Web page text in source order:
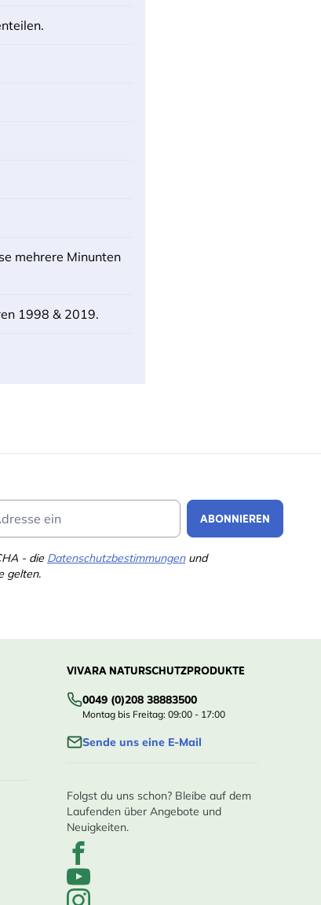
mehrere Minunten
1998 & 2019.
ABONNIEREN
- die Datenschutzbestimmungenund
gelten.
VIVARA NATURSCHUTZPRODUKTE
0049 (0)208 38883500
Montag bis Freitag: 09:00 - 17:00
Sende uns eine E-Mail
Folgst du uns schon? Bleibe auf dem
Laufenden über Angebote und
Neuigkeiten.